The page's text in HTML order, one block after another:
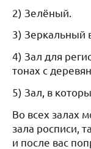
2) Зелёный.
3) Зеркальный
4) Зал для
тонах с
5) Зал, в
Во всех залах
зала росписи,
и после вас